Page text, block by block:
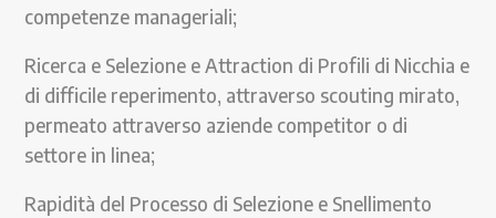
competenze manageriali;
Ricerca e Selezione e Attraction di Profili di Nicchia e
di difficile reperimento, attraverso scouting mirato,
permeato attraverso aziende competitor o di
settore in linea;
Rapidità del Processo di Selezione e Snellimento